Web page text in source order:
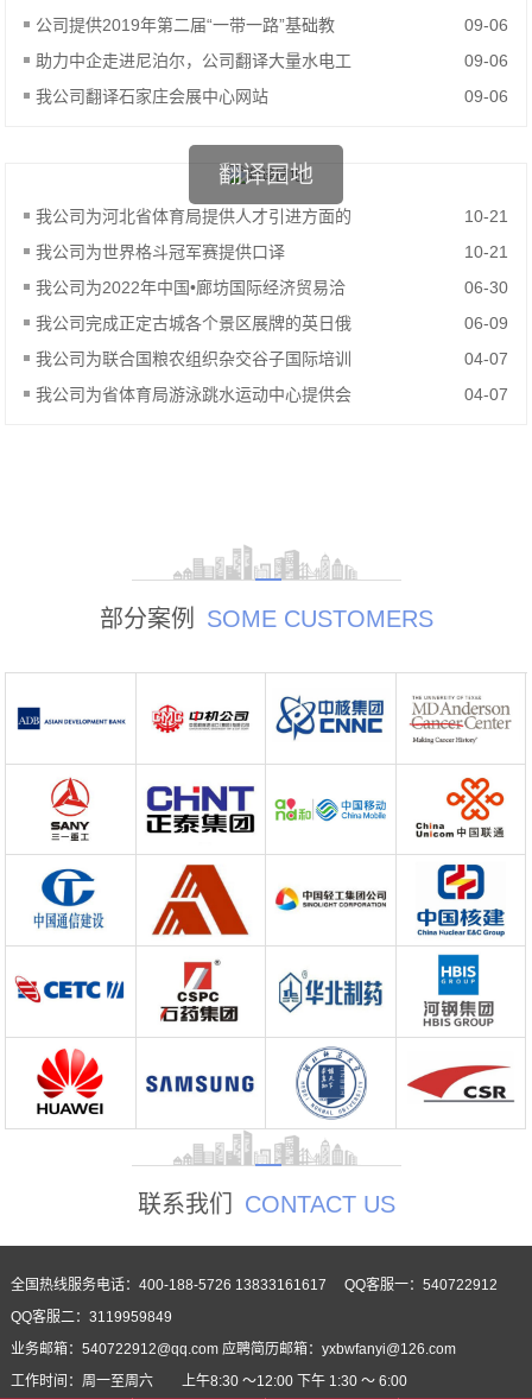
09-06
公司提供2019年第二届“一带一路”基础教
09-06
助力中企走进尼泊尔，公司翻译大量水电工
09-06
我公司翻译石家庄会展中心网站
翻译园地
10-21
我公司为河北省体育局提供人才引进方面的
10-21
我公司为世界格斗冠军赛提供口译
06-30
我公司为2022年中国•廊坊国际经济贸易洽
06-09
我公司完成正定古城各个景区展牌的英日俄
04-07
我公司为联合国粮农组织杂交谷子国际培训
04-07
我公司为省体育局游泳跳水运动中心提供会
部分案例 SOME CUSTOMERS
联系我们 CONTACT US
全国热线服务电话：400-188-5726 13833161617 QQ客服一：540722912
QQ客服二：3119959849
业务邮箱：540722912@qq.com 应聘简历邮箱：yxbwfanyi@126.com
工作时间：周一至周六 上午8:30 ～12:00 下午 1:30 ～ 6:00